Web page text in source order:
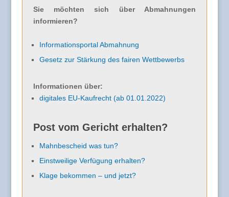
Sie möchten sich über Abmahnungen
informieren?
Informationsportal Abmahnung
Gesetz zur Stärkung des fairen Wettbewerbs
Informationen über:
digitales EU-Kaufrecht (ab 01.01.2022)
Post vom Gericht erhalten?
Mahnbescheid was tun?
Einstweilige Verfügung erhalten?
Klage bekommen – und jetzt?